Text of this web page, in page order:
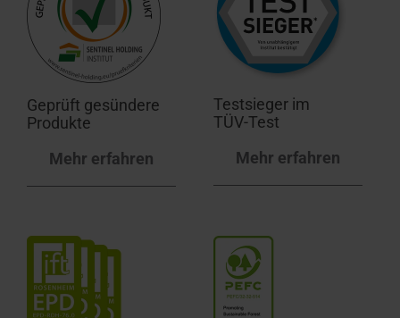
Geprüft gesündere
Produkte
Mehr erfahren
Testsieger im
TÜV-Test
Mehr erfahren